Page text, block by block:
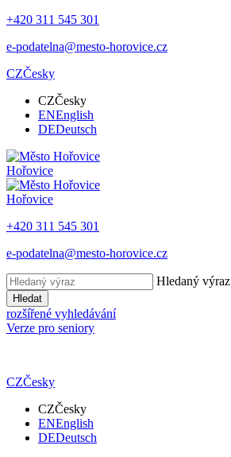
+420 311 545 301
e-podatelna@mesto-horovice.cz
CZČesky
CZČesky
ENEnglish
DEDeutsch
Hořovice
Hořovice
+420 311 545 301
e-podatelna@mesto-horovice.cz
Hledaný výraz
Hledat
rozšířené vyhledávání
Verze pro seniory
CZČesky
CZČesky
ENEnglish
DEDeutsch